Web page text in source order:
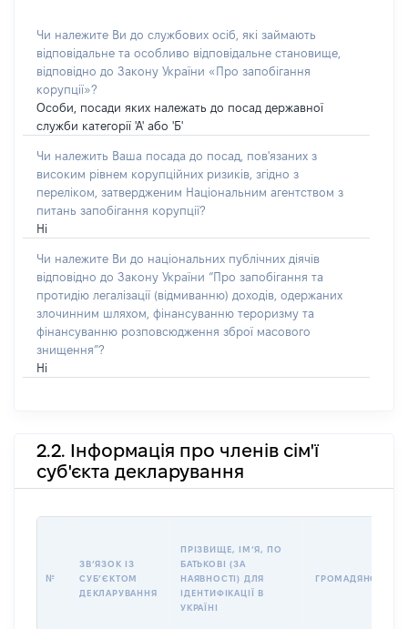
Чи належите Ви до службових осіб, які займають
відповідальне та особливо відповідальне становище,
відповідно до Закону України «Про запобігання
корупції»?
Особи, посади яких належать до посад державної
служби категорії 'А' або 'Б'
Чи належить Ваша посада до посад, пов'язаних з
високим рівнем корупційних ризиків, згідно з
переліком, затвердженим Національним агентством з
питань запобігання корупції?
Ні
Чи належите Ви до національних публічних діячів
відповідно до Закону України “Про запобігання та
протидію легалізації (відмиванню) доходів, одержаних
злочинним шляхом, фінансуванню тероризму та
фінансуванню розповсюдження зброї масового
знищення”?
Ні
2.2. Інформація про членів сім'ї
суб'єкта декларування
№
ЗВʼЯЗОК ІЗ
СУБʼЄКТОМ
ДЕКЛАРУВАННЯ
ПРІЗВИЩЕ, ІМʼЯ, ПО
БАТЬКОВІ (ЗА
НАЯВНОСТІ) ДЛЯ
ІДЕНТИФІКАЦІЇ В
УКРАЇНІ
ГРОМАДЯНСТВО